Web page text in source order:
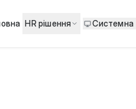
HR рішення Системна